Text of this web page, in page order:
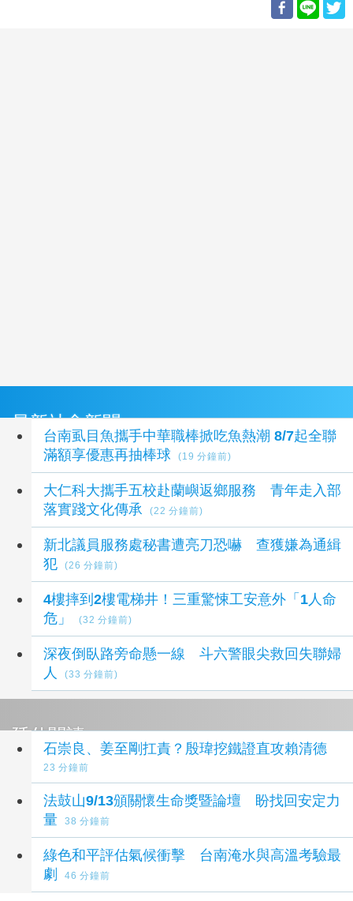
最新社會新聞
台南虱目魚攜手中華職棒掀吃魚熱潮 8/7起全聯
滿額享優惠再抽棒球
(19 分鐘前)
大仁科大攜手五校赴蘭嶼返鄉服務 青年走入部
落實踐文化傳承
(22 分鐘前)
新北議員服務處秘書遭亮刀恐嚇 查獲嫌為通緝
犯
(26 分鐘前)
4樓摔到2樓電梯井！三重驚悚工安意外「1人命
危」
(32 分鐘前)
深夜倒臥路旁命懸一線 斗六警眼尖救回失聯婦
人
(33 分鐘前)
延伸閱讀
石崇良、姜至剛扛責？殷瑋挖鐵證直攻賴清德
23 分鐘前
法鼓山9/13頒關懷生命獎暨論壇 盼找回安定力
量
38 分鐘前
綠色和平評估氣候衝擊 台南淹水與高溫考驗最
劇
46 分鐘前